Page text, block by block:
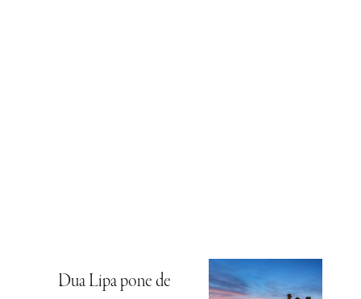
Dua Lipa pone de